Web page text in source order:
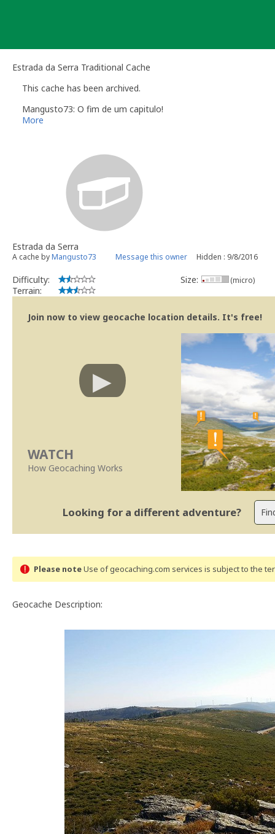
Estrada da Serra Traditional Cache
This cache has been archived.
Mangusto73: O fim de um capitulo!
More
Estrada da Serra
A cache byMangusto73 Message this owner Hidden : 9/8/2016
Difficulty:
Terrain:
Size: (micro)
Join now to view geocache location details. It's free!
WATCH
How Geocaching Works
Looking for a different adventure?
Please noteUse of geocaching.com services is subject to the
Geocache Description: